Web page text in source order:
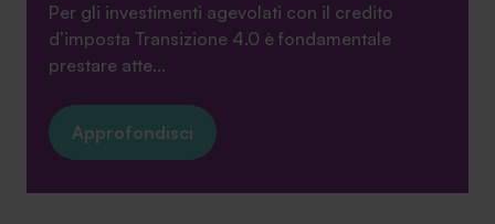
Per gli investimenti agevolati con il credito
d’imposta Transizione 4.0 è fondamentale
prestare atte...
Approfondisci